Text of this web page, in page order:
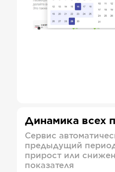
Динамика всех
Сервис
предыдущий
прирост или
показателя